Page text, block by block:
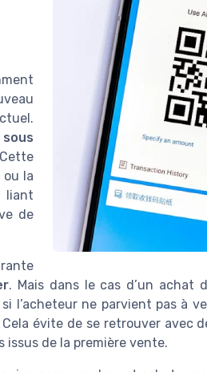
ou la
liant
de
. Mais dans le cas d’un achat
l’acheteur ne parvient pas à
évite de se retrouver avec
issus de la première vente.